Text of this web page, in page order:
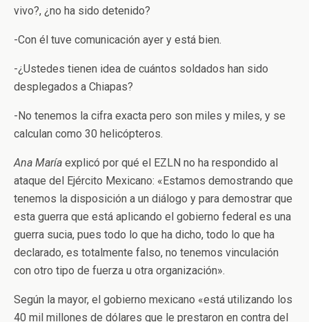
vivo?, ¿no ha sido detenido?
-Con él tuve comunicación ayer y está bien.
-¿Ustedes tienen idea de cuántos soldados han sido
desplegados a Chiapas?
-No tenemos la cifra exacta pero son miles y miles, y se
calculan como 30 helicópteros.
Ana María explicó por qué el EZLN no ha respondido al
ataque del Ejército Mexicano: «Estamos demostrando que
tenemos la disposición a un diálogo y para demostrar que
esta guerra que está aplicando el gobierno federal es una
guerra sucia, pues todo lo que ha dicho, todo lo que ha
declarado, es totalmente falso, no tenemos vinculación
con otro tipo de fuerza u otra organización».
Según la mayor, el gobierno mexicano «está utilizando los
40 mil millones de dólares que le prestaron en contra del